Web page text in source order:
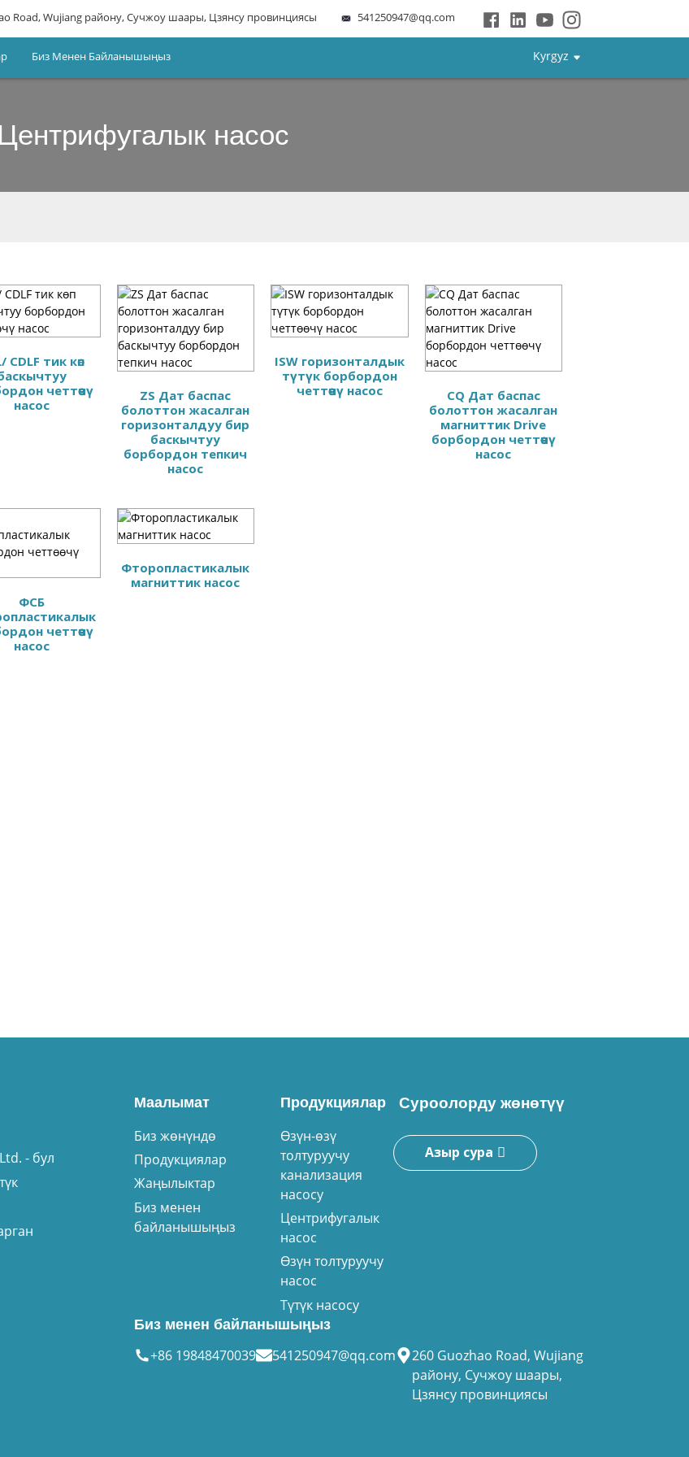
Road, Wujiang району, Сучжоу шаары, Цзянсу провинциясы 541250947@qq.com
Биз Менен Байланышыңыз Kyrgyz
Центрифугалык насос
CDLF тик көп
четтөөчү
насос
ZS Дат баспас
болоттон жасалган
горизонталдуу бир
баскычтуу
борбордон тепкич
насос
ISW горизонталдык
түтүк борбордон
четтөөчү насос
CQ Дат баспас
болоттон жасалган
магниттик Drive
борбордон четтөөчү
насос
ФСБ
четтөөчү
насос
Фторопластикалык
магниттик насос
- бул
Маалымат
Биз жөнүндө
Продукциялар
Жаңылыктар
Биз менен
байланышыңыз
Продукциялар
Өзүн-өзү
толтуруучу
канализация
насосу
Центрифугалык
насос
Өзүн толтуруучу
насос
Түтүк насосу
Суроолорду жөнөтүү
Азыр сура
Биз менен байланышыңыз
+86 19848470039 541250947@qq.com
260 Guozhao Road, Wujiang
району, Сучжоу шаары,
Цзянсу провинциясы